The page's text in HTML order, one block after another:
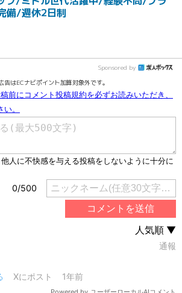
備/週休2日制
Sponsored by
告はECナビポイント加算対象外です。